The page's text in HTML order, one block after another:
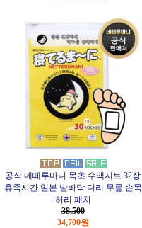
공식 네떼루마니 목초 수액시트 32장
휴족시간 일본 발바닥 다리 무릎 손목
허리 패치
38,500
34,700원